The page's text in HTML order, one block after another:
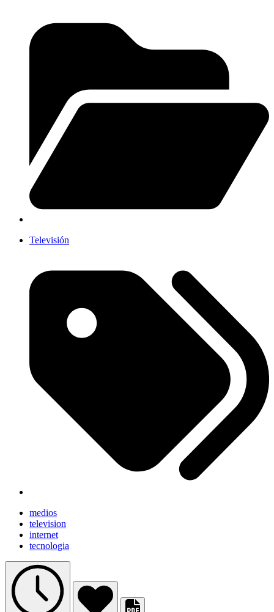
Televisión
medios
television
internet
tecnologia